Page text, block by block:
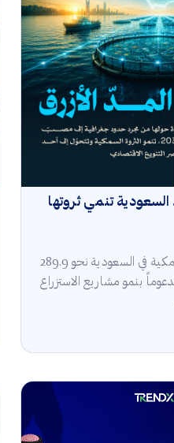
السعودية تنمي ثروتها
سجل إنتاج الثروة السمكية في السعودية نحو 289.9
عام 2025، مدعوماً بنمو مشاريع الاستزراع